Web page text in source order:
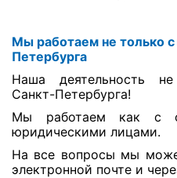
Мы работаем не только
Петербурга
Наша деятельность
Санкт-Петербурга!
Мы работаем как с
юридическими лицами.
На все вопросы мы
электронной почте и